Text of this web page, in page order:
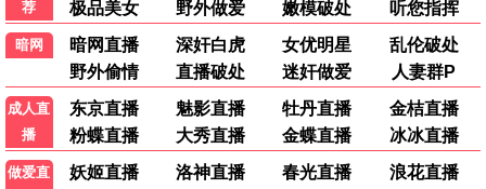
赌神 倩女幽魂